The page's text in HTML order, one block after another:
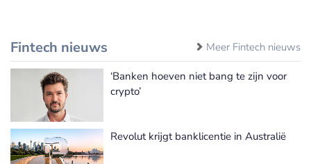
Fintech nieuws Meer Fintech nieuws
‘Banken hoeven niet bang te zijn voor
crypto’
Revolut krijgt banklicentie in Australië